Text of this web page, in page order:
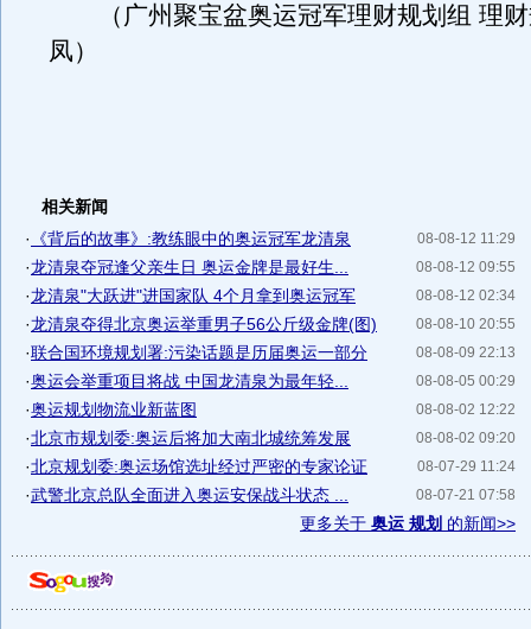
（广州聚宝盆奥运冠军理财规划组 理财
凤）
相关新闻
08-08-12 11:29
· 《背后的故事》:教练眼中的奥运冠军龙清泉
08-08-12 09:55
·龙清泉夺冠逢父亲生日 奥运金牌是最好生...
08-08-12 02:34
·龙清泉"大跃进"进国家队 4个月拿到奥运冠军
08-08-10 20:55
·龙清泉夺得北京奥运举重男子56公斤级金牌(图)
08-08-09 22:13
·联合国环境规划署:污染话题是历届奥运一部分
08-08-05 00:29
·奥运会举重项目将战 中国龙清泉为最年轻...
08-08-02 12:22
·奥运规划物流业新蓝图
08-08-02 09:20
·北京市规划委:奥运后将加大南北城统筹发展
08-07-29 11:24
·北京规划委:奥运场馆选址经过严密的专家论证
08-07-21 07:58
·武警北京总队全面进入奥运安保战斗状态 ...
更多关于 奥运 规划 的新闻>>